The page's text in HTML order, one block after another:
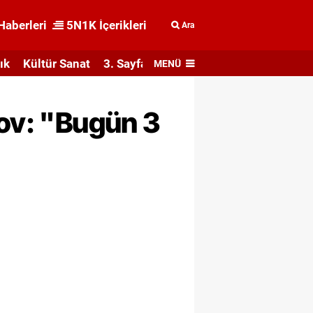
5N1K İçerikleri Ara
Kültür Sanat 3. Sayfa MENÜ
"Bugün 3